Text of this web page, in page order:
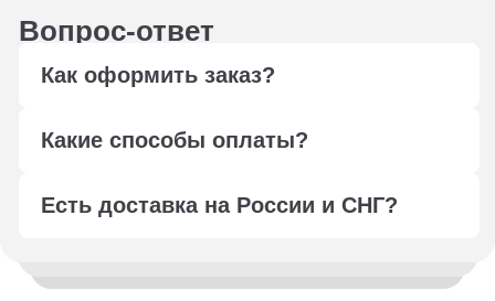
Вопрос-ответ
Как оформить заказ?
Оформите заказ любым удобным способом: через
форму обратной связи, сформируйте корзину,
+7 495 108-14-10
Какие способы оплаты?
осуществляется по безналичному расчёту.
Есть доставка на России и СНГ?
воспользоваться услугами удобной вам курьерской